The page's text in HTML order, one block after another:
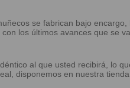
se fabrican bajo
los últimos avances que se
al que usted recibirá, lo
disponemos en nuestra